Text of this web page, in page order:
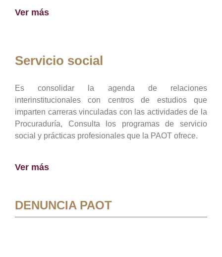
Ver más
Servicio social
Es consolidar la agenda de relaciones
interinstitucionales con centros de estudios que
imparten carreras vinculadas con las actividades de la
Procuraduría, Consulta los programas de servicio
social y prácticas profesionales que la PAOT ofrece.
Ver más
DENUNCIA PAOT